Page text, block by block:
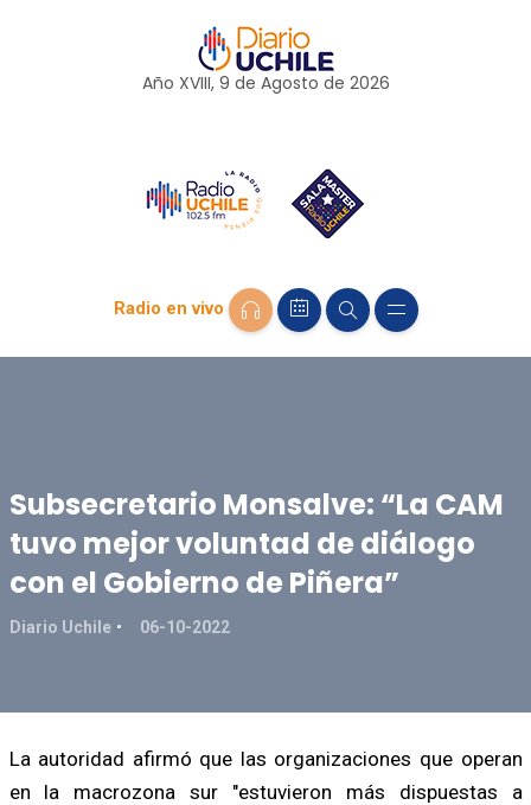
Año XVIII, 9 de Agosto de 2026
Radio en vivo
Subsecretario Monsalve: “La CAM
tuvo mejor voluntad de diálogo
con el Gobierno de Piñera”
Diario Uchile 06-10-2022
La autoridad afirmó que las organizaciones que operan
en la macrozona sur "estuvieron más dispuestas a